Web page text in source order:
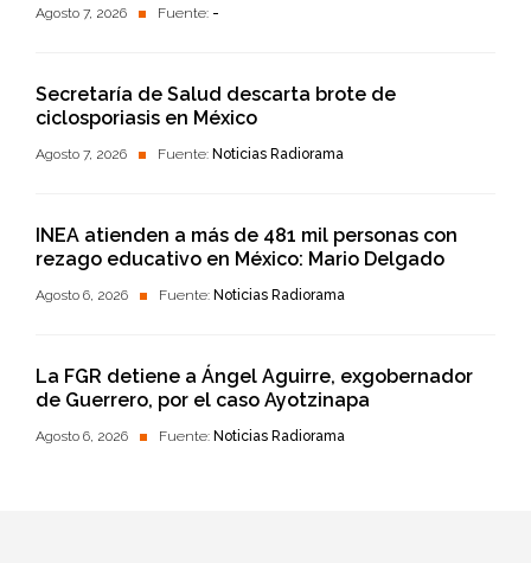
Agosto 7, 2026 Fuente: -
Secretaría de Salud descarta brote de
ciclosporiasis en México
Agosto 7, 2026 Fuente: Noticias Radiorama
INEA atienden a más de 481 mil personas con
rezago educativo en México: Mario Delgado
Agosto 6, 2026 Fuente: Noticias Radiorama
La FGR detiene a Ángel Aguirre, exgobernador
de Guerrero, por el caso Ayotzinapa
Agosto 6, 2026 Fuente: Noticias Radiorama